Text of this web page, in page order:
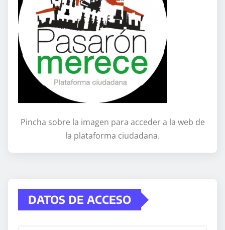
Pincha sobre la imagen para acceder a la web de
la plataforma ciudadana.
DATOS DE ACCESO